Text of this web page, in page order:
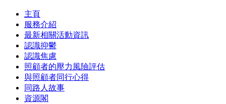
主頁
服務介紹
最新相關活動資訊
認識抑鬱
認識焦慮
照顧者的壓力風險評估
與照顧者同行心得
同路人故事
資源閣